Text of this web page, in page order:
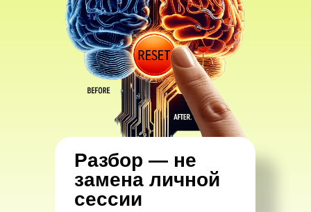
Разбор — не
замена личной
сессии